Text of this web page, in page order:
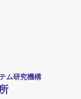
ム研究機構